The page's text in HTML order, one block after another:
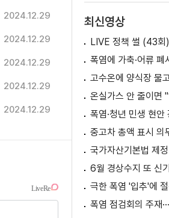
2024.12.29
2024.12.29
2024.12.29
2024.12.29
2024.12.29
최신영상
LIVE 정책 썰 (43회)